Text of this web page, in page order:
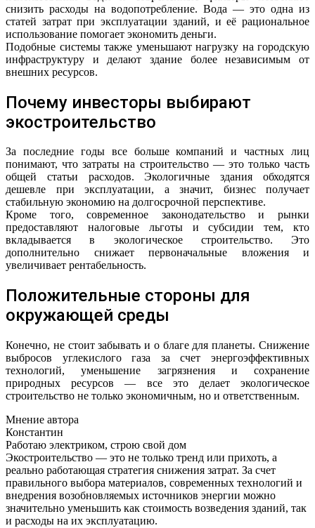
снизить расходы на водопотребление. Вода — это одна из
статей затрат при эксплуатации зданий, и её рациональное
использование помогает экономить деньги.
Подобные системы также уменьшают нагрузку на городскую
инфраструктуру и делают здание более независимым от
внешних ресурсов.
Почему инвесторы выбирают
экостроительство
За последние годы все больше компаний и частных лиц
понимают, что затраты на строительство — это только часть
общей статьи расходов. Экологичные здания обходятся
дешевле при эксплуатации, а значит, бизнес получает
стабильную экономию на долгосрочной перспективе.
Кроме того, современное законодательство и рынки
предоставляют налоговые льготы и субсидии тем, кто
вкладывается в экологическое строительство. Это
дополнительно снижает первоначальные вложения и
увеличивает рентабельность.
Положительные стороны для
окружающей среды
Конечно, не стоит забывать и о благе для планеты. Снижение
выбросов углекислого газа за счет энергоэффективных
технологий, уменьшение загрязнения и сохранение
природных ресурсов — все это делает экологическое
строительство не только экономичным, но и ответственным.
Мнение автора
Константин
Работаю электриком, строю свой дом
Экостроительство — это не только тренд или прихоть, а
реально работающая стратегия снижения затрат. За счет
правильного выбора материалов, современных технологий и
внедрения возобновляемых источников энергии можно
значительно уменьшить как стоимость возведения зданий, так
и расходы на их эксплуатацию.